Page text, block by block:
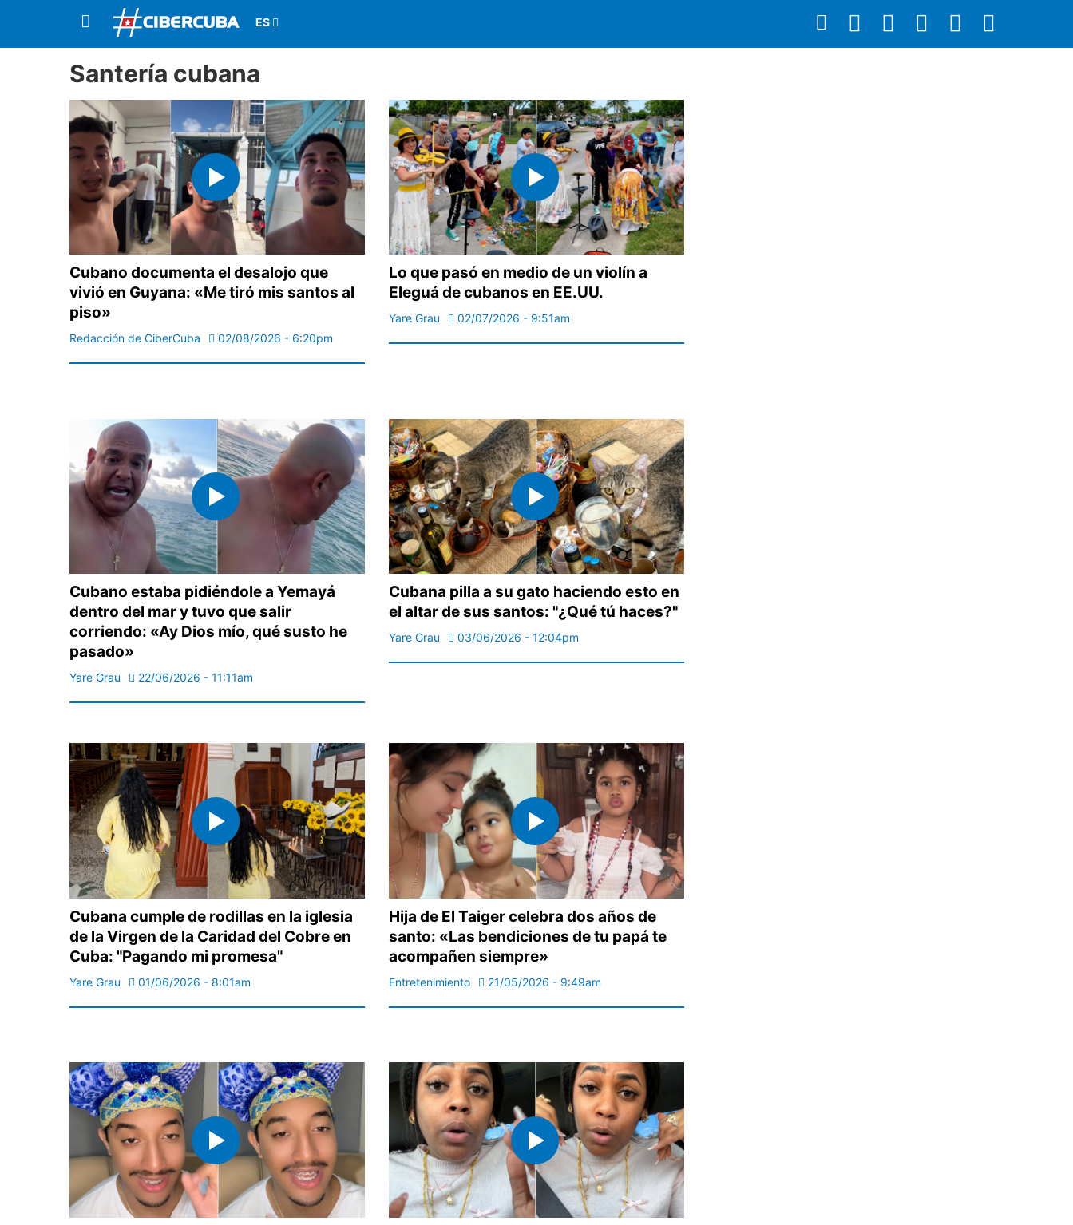
Santería cubana
Cubano documenta el desalojo que
vivió en Guyana: «Me tiró mis santos al
piso»
Redacción de CiberCuba 02/08/2026 - 6:20pm
Lo que pasó en medio de un violín a
Eleguá de cubanos en EE.UU.
Yare Grau 02/07/2026 - 9:51am
Cubano estaba pidiéndole a Yemayá
dentro del mar y tuvo que salir
corriendo: «Ay Dios mío, qué susto he
pasado»
Yare Grau 22/06/2026 - 11:11am
Cubana pilla a su gato haciendo esto en
el altar de sus santos: "¿Qué tú haces?"
Yare Grau 03/06/2026 - 12:04pm
Cubana cumple de rodillas en la iglesia
de la Virgen de la Caridad del Cobre en
Cuba: "Pagando mi promesa"
Yare Grau 01/06/2026 - 8:01am
Hija de El Taiger celebra dos años de
santo: «Las bendiciones de tu papá te
acompañen siempre»
Entretenimiento 21/05/2026 - 9:49am